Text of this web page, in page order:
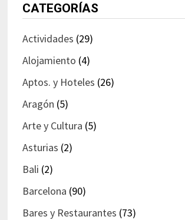
CATEGORÍAS
Actividades (29)
Alojamiento (4)
Aptos. y Hoteles (26)
Aragón (5)
Arte y Cultura (5)
Asturias (2)
Bali (2)
Barcelona (90)
Bares y Restaurantes (73)